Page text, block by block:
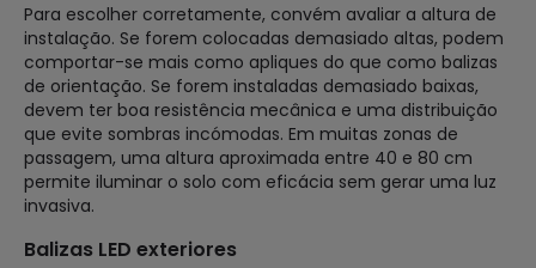
Para escolher corretamente, convém avaliar a altura de
instalação. Se forem colocadas demasiado altas, podem
comportar-se mais como apliques do que como balizas
de orientação. Se forem instaladas demasiado baixas,
devem ter boa resistência mecânica e uma distribuição
que evite sombras incómodas. Em muitas zonas de
passagem, uma altura aproximada entre 40 e 80 cm
permite iluminar o solo com eficácia sem gerar uma luz
invasiva.
Balizas LED exteriores